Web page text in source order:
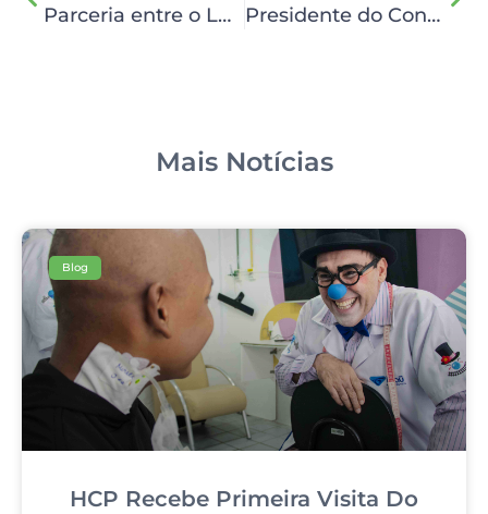
Parceria entre o Lucilo Ávila e o HCP garante mutirão de biópsias gratuitas e reforça a importância do diagnóstico precoce Presidente do Conselho de Administração da SPCC se reúne com cônsul-geral da Alemanha no Nordeste
Mais Notícias
Blog
HCP Recebe Primeira Visita Do